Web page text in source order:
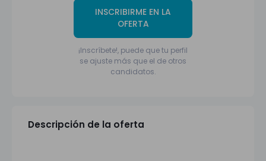
INSCRIBIRME EN LA
OFERTA
¡Inscríbete!, puede que tu perfil
se ajuste más que el de otros
candidatos.
Descripción de la oferta